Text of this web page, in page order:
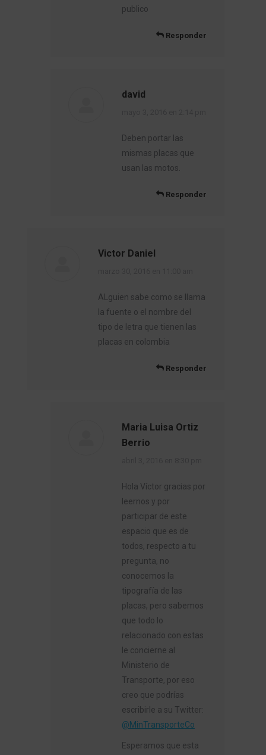
publico
Responder
david
Deben portar las
mismas placas que
usan las motos.
Responder
Victor Daniel
ALguien sabe como se llama
la fuente o el nombre del
tipo de letra que tienen las
placas en colombia
Responder
Maria Luisa Ortiz
Berrio
Hola Víctor gracias por
leernos y por
participar de este
espacio que es de
todos, respecto a tu
pregunta, no
conocemos la
tipografía de las
placas, pero sabemos
que todo lo
relacionado con estas
le concierne al
Ministerio de
Transporte, por eso
creo que podrías
escribirle a su Twitter:
@MinTransporteCo
Esperamos que esta